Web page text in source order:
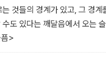
의문에 대한 답으로, 몸이 없
감각과 먼 의식까지 가보는 방
것들의 경계가 있고, 그 경계
도 있다는 깨달음에서 오는
>